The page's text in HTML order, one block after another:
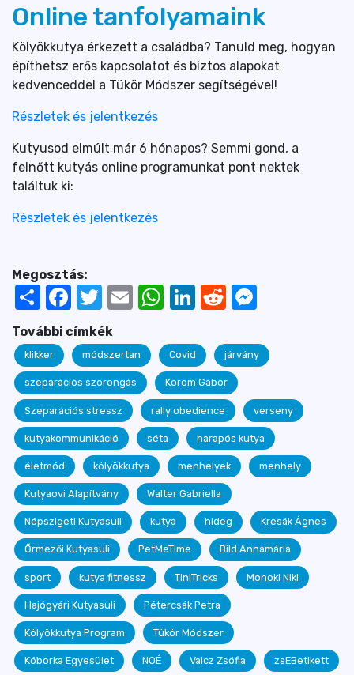
Online tanfolyamaink
Kölyökkutya érkezett a családba? Tanuld meg, hogyan
építhetsz erős kapcsolatot és biztos alapokat
kedvenceddel a Tükör Módszer segítségével!
Részletek és jelentkezés
Kutyusod elmúlt már 6 hónapos? Semmi gond, a
felnőtt kutyás online programunkat pont nektek
találtuk ki:
Részletek és jelentkezés
Megosztás:
ShareFacebook
TwitterEmail WhatsApp
LinkedIn
RedditMessenger
További címkék
klikker módszertan Covid járvány
szeparációs szorongás Korom Gábor
Szeparációs stressz rally obedience verseny
kutyakommunikáció séta harapós kutya
életmód kölyökkutya menhelyek menhely
Kutyaovi Alapítvány Walter Gabriella
Népszigeti Kutyasuli kutya hideg Kresák Ágnes
Őrmezői Kutyasuli PetMeTime Bild Annamária
sport kutya fitnessz TiniTricks Monoki Niki
Hajógyári Kutyasuli Pétercsák Petra
Kölyökkutya Program Tükör Módszer
Kóborka Egyesület NOÉ Valcz Zsófia zsEBetikett